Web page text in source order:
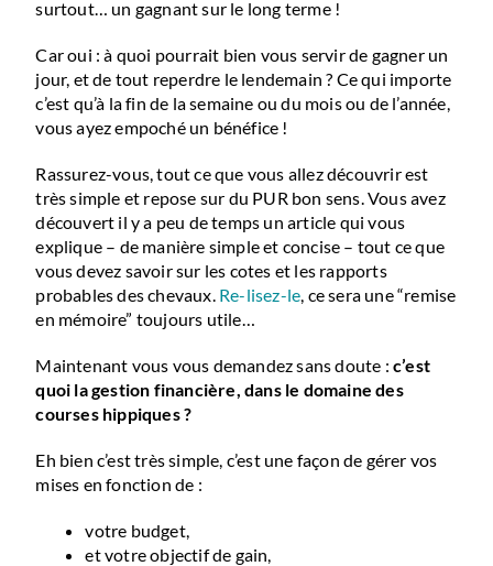
surtout… un gagnant sur le long terme !
Car oui : à quoi pourrait bien vous servir de gagner un
jour, et de tout reperdre le lendemain ? Ce qui importe
c’est qu’à la fin de la semaine ou du mois ou de l’année,
vous ayez empoché un bénéfice !
Rassurez-vous, tout ce que vous allez découvrir est
très simple et repose sur du PUR bon sens. Vous avez
découvert il y a peu de temps un article qui vous
explique – de manière simple et concise – tout ce que
vous devez savoir sur les cotes et les rapports
probables des chevaux. Re-lisez-le , ce sera une “remise
en mémoire” toujours utile…
Maintenant vous vous demandez sans doute :c’est
quoi la gestion financière, dans le domaine des
courses hippiques ?
Eh bien c’est très simple, c’est une façon de gérer vos
mises en fonction de :
votre budget,
et votre objectif de gain,